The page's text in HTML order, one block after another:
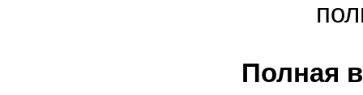
Полная